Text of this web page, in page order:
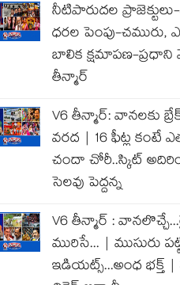
నీటిపారుదల
ధరల పెంపు-చమురు,
బాలిక క్షమాపణ-
తీన్మార్
V6 తీన్మార్: వానలకు
వరద | 16 ఫీట్ల కంటే
చందా చోరీ..స్కిట్
సెలవు పెద్దన్న
V6 తీన్మార్ :
మురిసే... | ముసురు
ఇడియట్స్...అంధ భక్త్